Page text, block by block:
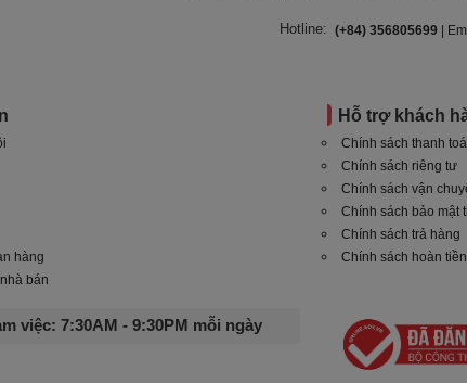
Hotline: (+84) 356805699|
hàng
bán
Hỗ trợ khách
Chính sách thanh
Chính sách riêng tư
Chính sách vận
Chính sách bảo mật
Chính sách trả hàng
Chính sách hoàn tiền
việc: 7:30AM - 9:30PM mỗi ngày